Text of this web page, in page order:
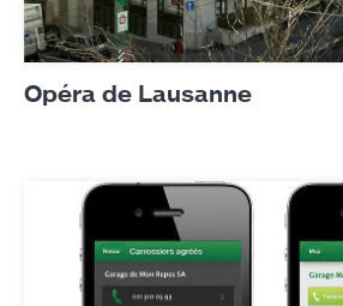
Opéra de Lausanne